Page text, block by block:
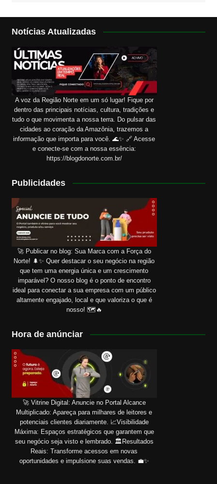
Notícias Atualizadas
A voz da Região Norte em um só lugar! Fique por
dentro das principais notícias, cultura, tradições e
tudo o que movimenta a nossa terra. Do pulsar das
cidades ao coração da Amazônia, trazemos a
informação que importa para você. 🌊✨ 🔗 Acesse
e conecte-se com a nossa essência:
https://blogdonorte.com.br/
Publicidades
🚀 Publicar no blog: Sua Marca com a Força do
Norte! 🌲✨ Quer destacar o seu negócio na região
que tem uma energia única e um crescimento
imparável? O nosso blog é o ponto de encontro
ideal para conectar a sua empresa com um público
altamente engajado, local e que valoriza o que é
nosso! 🗺️🔥
Hora de anúnciar
🚀 Vitrine Digital: Anuncie no Portal Alcance
Multiplicado: Apareça para milhares de leitores e
potenciais clientes diariamente. 📈Visibilidade
Máxima: Espaços estratégicos que garantem que
seu negócio seja visto e lembrado. 🏛️Resultados
Reais: Transforme acessos em novas
oportunidades e impulsione suas vendas. 💼✨